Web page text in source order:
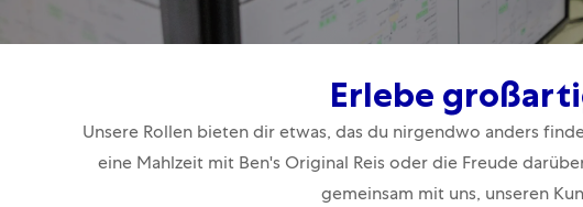
Erlebe
Unsere Rollen bieten dir etwas, das du nirgendwo anders
eine Mahlzeit mit Ben's Original Reis oder die Freude
gemeinsam mit uns, unseren